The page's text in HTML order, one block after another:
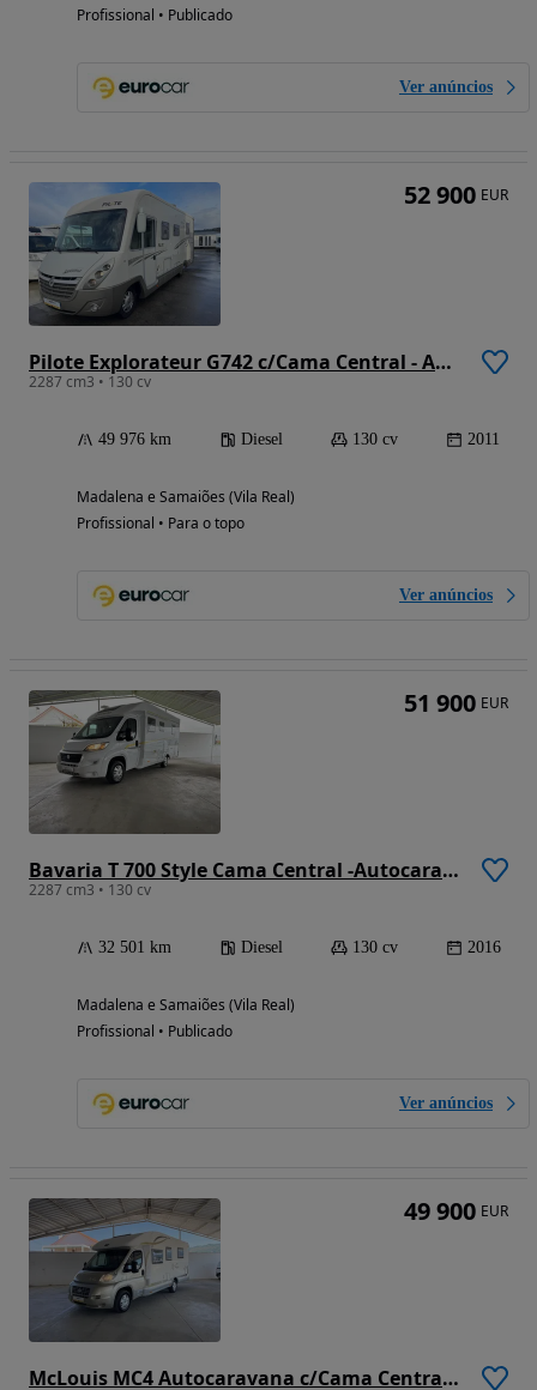
Profissional • Publicado
Ver anúncios
Pilote Explorateur G742 c/Cama Central - Autocaravana
2287 cm3 • 130 cv
49 976 km Diesel 130 cv 2011
Madalena e Samaiões (Vila Real)
Profissional • Para o topo
Ver anúncios
52 900 EUR
Bavaria T 700 Style Cama Central -Autocaravana
2287 cm3 • 130 cv
32 501 km Diesel 130 cv 2016
Madalena e Samaiões (Vila Real)
Profissional • Publicado
Ver anúncios
51 900 EUR
McLouis MC4 Autocaravana c/Cama Central e Elevatória
49 900 EUR